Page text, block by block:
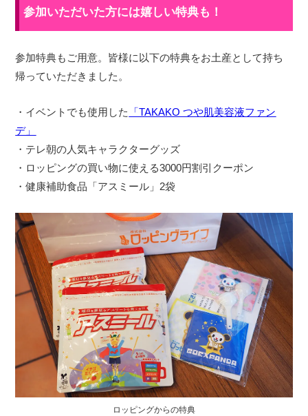
参加いただいた方には嬉しい特典も！
参加特典もご用意。皆様に以下の特典をお土産として持ち
帰っていただきました。
・イベントでも使用した
「TAKAKO つや肌美容液ファン
デ」
・テレ朝の人気キャラクターグッズ
・ロッピングの買い物に使える3000円割引クーポン
・健康補助食品「アスミール」2袋
ロッピングからの特典